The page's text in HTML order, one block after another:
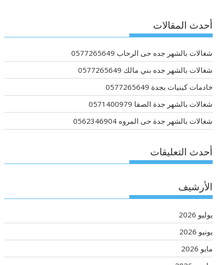
أحدث المقالات
شغالات بالشهر جده حى الرحاب 0577265649
شغالات بالشهر جده بني مالك 0577265649
خادمات كينيات بجدة 0577265649
شغالات بالشهر جدة الصفا 0571400979
شغالات بالشهر جدة حى المروه 0562346904
أحدث التعليقات
الأرشيف
يوليو 2026
يونيو 2026
مايو 2026